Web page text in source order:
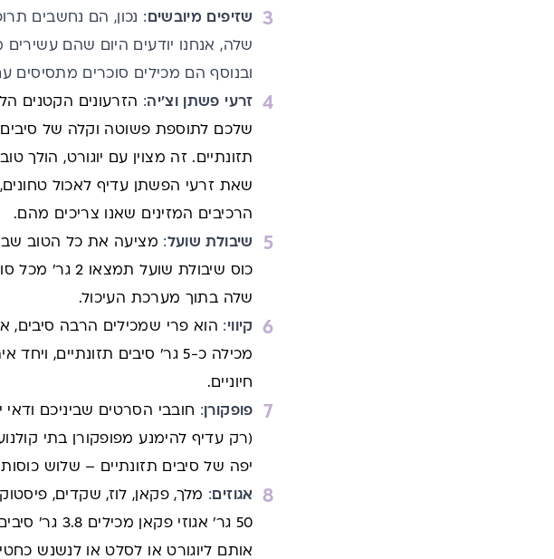
שזיפים מיובשים: נכון, הם נחשבים
ובנוסף הם מכילים סוכרים מתסיסים
זרעי פשתן וצ'יה: הזרעונים הקטנים
תזונתיים. זה מצוין עם יוגורט,
שאת זרעי הפשתן עדיף לאכול
הרכיבים המזינים שאנו צריכים מהם.
שיבולת שועל: מציעה את כל הטוב
כוס שיבולת
שלה בתוך מערכת העיכול.
קיווי: הוא פרי שמכילים הרבה סיבים,
חיוניים.
פופקורן: חובבי הסרטים שביניכם
(רק עדיף להימנע מפופקורן בתי
יפה של סיבים תזונתיים – שלוש כוסות מהמאכל
אגוזים:
אותם ליוגורט או לסלט או לנשנש